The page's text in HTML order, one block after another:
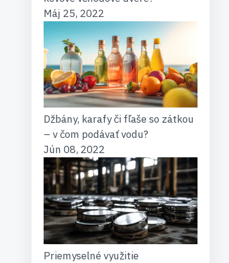
Máj 25, 2022
Džbány, karafy či fľaše so zátkou
– v čom podávať vodu?
Jún 08, 2022
Priemyselné využitie